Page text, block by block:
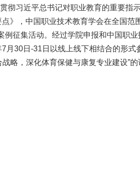
彻习近平总书记对职业教育的重要指
》，中国职业技术教育学会在全国范
例征集活动。经过学院申报和中国职
月30日-31日以线上线下相结合的形
战略，深化体育保健与康复专业建设”